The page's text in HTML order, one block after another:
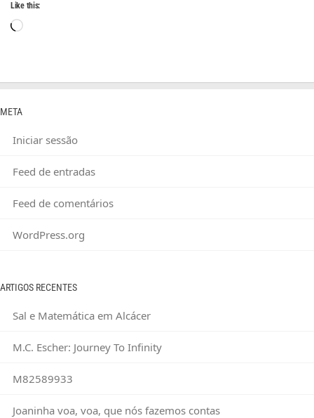
Like this:
Loading…
META
Iniciar sessão
Feed de entradas
Feed de comentários
WordPress.org
ARTIGOS RECENTES
Sal e Matemática em Alcácer
M.C. Escher: Journey To Infinity
M82589933
Joaninha voa, voa, que nós fazemos contas